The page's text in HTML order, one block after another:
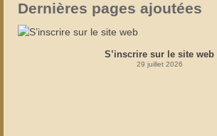
Dernières pages ajoutées
S’inscrire sur le site web
29 juillet 2026